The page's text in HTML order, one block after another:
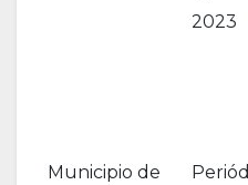
2023
Municipio de